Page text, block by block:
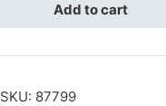
Add to cart
SKU: 87799